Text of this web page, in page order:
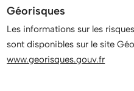
Géorisques
Les informations sur les
sont disponibles sur le site
www.georisques.gouv.fr